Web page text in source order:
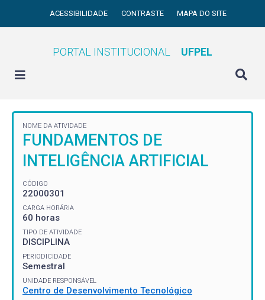
ACESSIBILIDADE CONTRASTE MAPA DO SITE
PORTAL INSTITUCIONAL UFPEL
NOME DA ATIVIDADE
FUNDAMENTOS DE
INTELIGÊNCIA ARTIFICIAL
CÓDIGO
22000301
CARGA HORÁRIA
60 horas
TIPO DE ATIVIDADE
DISCIPLINA
PERIODICIDADE
Semestral
UNIDADE RESPONSÁVEL
Centro de Desenvolvimento Tecnológico